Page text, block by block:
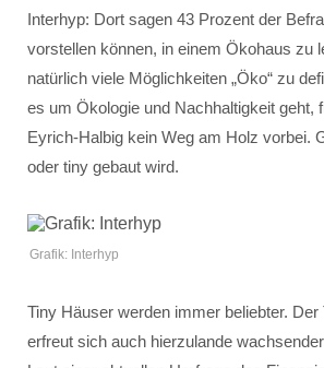
Interhyp: Dort sagen 43 Prozent der
vorstellen können, in einem Ökohaus zu
natürlich viele Möglichkeiten „Öko“ zu
es um Ökologie und Nachhaltigkeit geht,
Eyrich-Halbig kein Weg am Holz vorbei.
oder tiny gebaut wird.
Grafik: Interhyp
Tiny Häuser werden immer beliebter. Der
erfreut sich auch hierzulande